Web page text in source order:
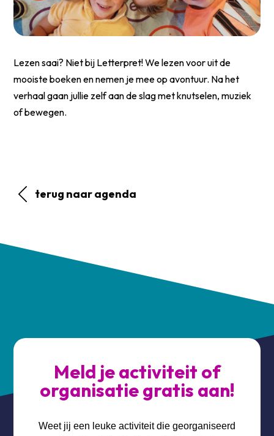
Lezen saai? Niet bij Letterpret! We lezen voor uit de
mooiste boeken en nemen je mee op avontuur. Na het
verhaal gaan jullie zelf aan de slag met knutselen, muziek
of bewegen.
terug naar agenda
Meld je activiteit of
organisatie gratis aan!
Weet jij een leuke activiteit die georganiseerd